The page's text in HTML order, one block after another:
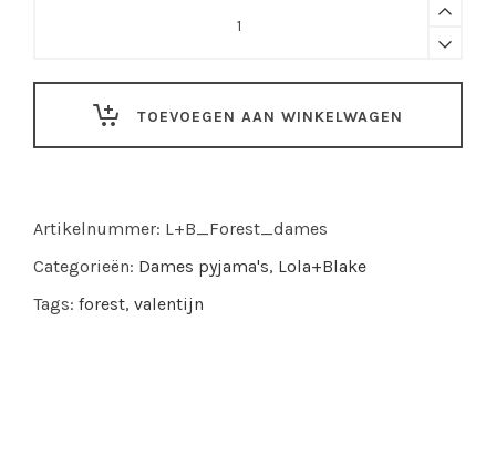
quantity
TOEVOEGEN AAN WINKELWAGEN
Artikelnummer: L+B_Forest_dames
Categorieën: Dames pyjama's, Lola+Blake
Tags: forest, valentijn